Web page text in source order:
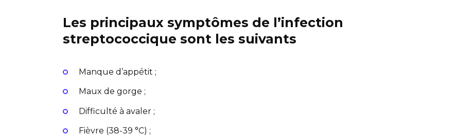
Les principaux symptômes de l’infection
streptococcique sont les suivants
Manque d’appétit ;
Maux de gorge ;
Difficulté à avaler ;
Fièvre (38-39 °C) ;